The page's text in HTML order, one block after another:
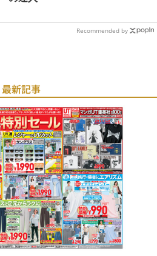
Recommended by
最新記事